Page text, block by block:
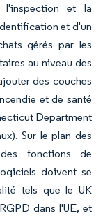
et la
et d'un
gérés par les
au niveau des
des couches
et de santé
Department
Sur le plan des
fonctions de
doivent se
tels que le UK
dans l'UE, et